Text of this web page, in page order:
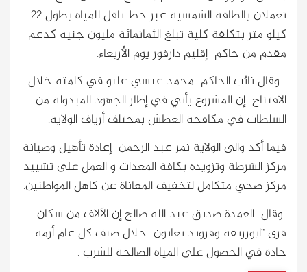
تعملان بالطاقة الشمسية عبر خط ناقل للمياه بطول 22
كيلو متر بتكلفة كلية تبلغ الثمانمائة مليون جنيه كدعم
مقدم من حاكم إقليم دارفور يوم الأربعاء.
وقال نائب الحاكم محمد عيسي عليو في كلمته خلال
الافتتاح إن المشروع يأتي في إطار الجهود المبذولة من
السلطات في مكافحة العطش بمختلف أرياف الولاية.
فيما أكد والى الولاية نمر عبد الرحمن إعادة تأهيل وصيانة
مركز الشرطة وتزويده بكافة المعدات و العمل على تشييد
مركز صحي متكامل لتخفيف المعاناة عن كاهل المواطنين.
وقال العمدة صديق عبد الله صالح إن الآلاف من سكان
قرى ”ابوزريقة وقرويد يعانون خلال صيف كل عام أزمة
حادة في الحصول على المياه الصالحة للشرب .